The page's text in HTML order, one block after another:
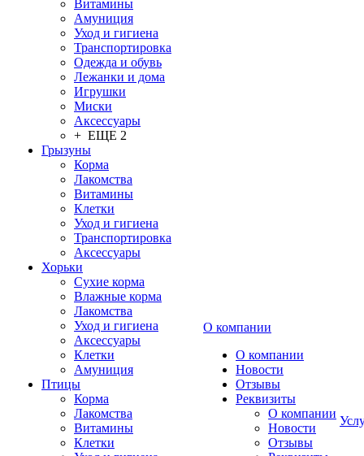
Витамины
Амуниция
Уход и гигиена
Транспортировка
Одежда и обувь
Лежанки и дома
Игрушки
Миски
Аксессуары
+ ЕЩЕ 2
Грызуны
Корма
Лакомства
Витамины
Клетки
Уход и гигиена
Транспортировка
Аксессуары
Хорьки
Сухие корма
Влажные корма
Лакомства
Уход и гигиена
Аксессуары
Клетки
Амуниция
Птицы
Корма
Лакомства
Витамины
Клетки
О компании
О компании
Новости
Отзывы
Реквизиты
О компании
Новости
Отзывы